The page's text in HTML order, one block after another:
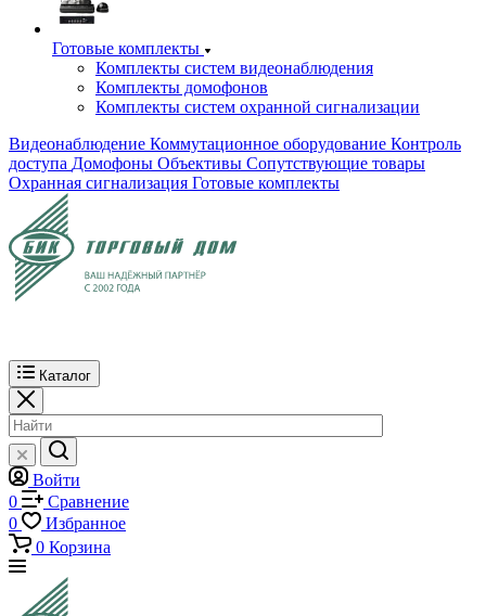
Готовые комплекты
Комплекты систем видеонаблюдения
Комплекты домофонов
Комплекты систем охранной сигнализации
Видеонаблюдение Коммутационное оборудование Контроль
доступа Домофоны Объективы Сопутствующие товары
Охранная сигнализация Готовые комплекты
Каталог
Войти
0
Сравнение
0
Избранное
0 Корзина